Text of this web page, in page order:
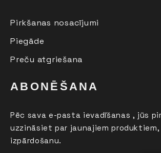
Pirkšanas nosacījumi
Piegāde
Preču atgriešana
ABONĒŠANA
Pēc sava e-pasta ievadīšanas , jūs
uzzināsiet par jaunajiem
izpārdošanu.